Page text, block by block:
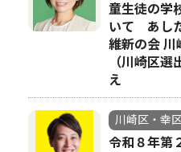
童生徒の学
いて あし
維新の会 川
（川崎区
え
川崎区・幸
令和８年第